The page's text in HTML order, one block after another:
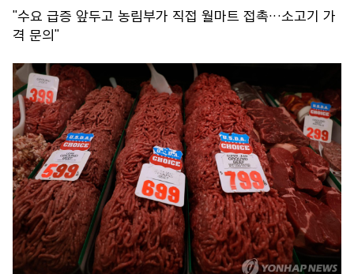
"수요 급증 앞두고 농림부가 직접 월마트 접촉…소고기 가
격 문의"